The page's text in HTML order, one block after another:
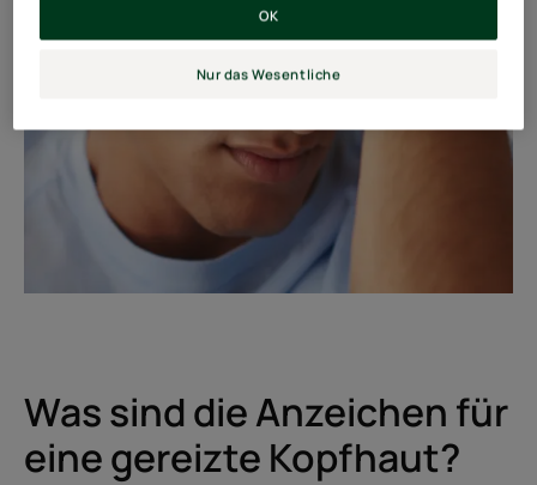
Was sind die Anzeichen für
eine gereizte Kopfhaut?
Nur das Wesentliche
OK